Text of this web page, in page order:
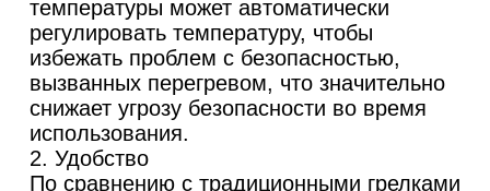
температуры может автоматически
регулировать температуру, чтобы
избежать проблем с безопасностью,
вызванных перегревом, что значительно
снижает угрозу безопасности во время
использования.
2. Удобство
По сравнению с традиционными грелками